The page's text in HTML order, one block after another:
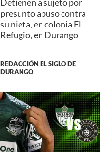
Detienen a sujeto por
presunto abuso contra
su nieta, en colonia El
Refugio, en Durango
REDACCIÓN EL SIGLO DE
DURANGO